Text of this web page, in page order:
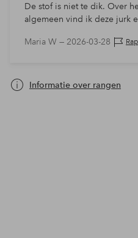
De stof is niet te dik. Over
algemeen vind ik deze jurk
Maria W — 2026-03-28
Informatie over rangen